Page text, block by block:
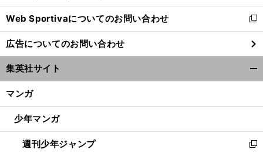
開
く
Web Sportivaについてのお問い合わせ
新
し
い
ウ
ィ
ン
ウ
開
く
広告についてのお問い合わせ
集英社サイト
マンガ
少年マンガ
週刊少年ジャンプ
新